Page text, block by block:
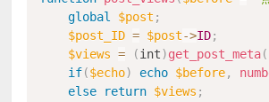
global
$post ;
$post_ID = $post->ID;
$views = (int)get_post_meta(
if($echo) echo $before,
else
return $views ;